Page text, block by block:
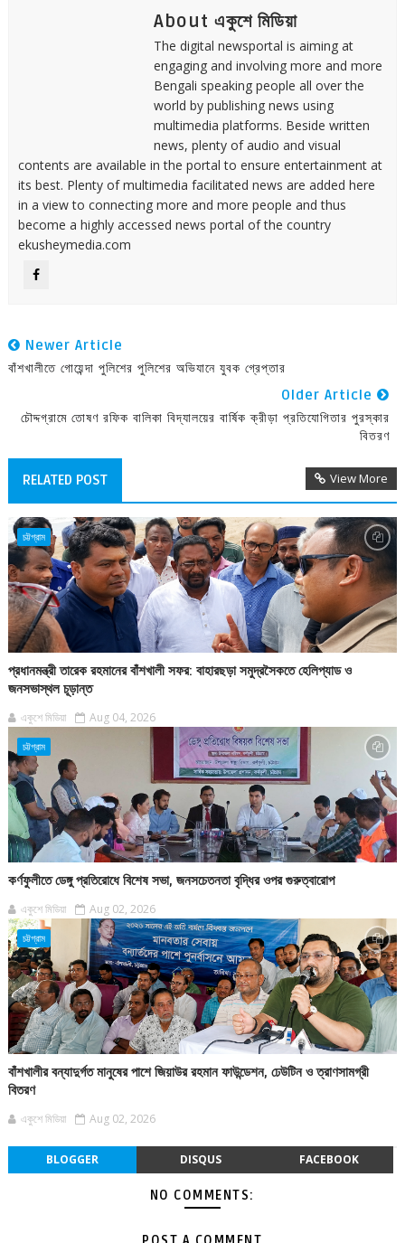
About একুশে মিডিয়া
The digital newsportal is aiming at
engaging and involving more and more
Bengali speaking people all over the
world by publishing news using
multimedia platforms. Beside written
news, plenty of audio and visual
contents are available in the portal to ensure entertainment at
its best. Plenty of multimedia facilitated news are added here
in a view to connecting more and more people and thus
become a highly accessed news portal of the country
ekusheymedia.com
Newer Article
বাঁশখালীতে গোয়েন্দা পুলিশের পুলিশের অভিযানে যুবক গ্রেপ্তার
Older Article
চৌদ্দগ্রামে তোষণ রফিক বালিকা বিদ্যালয়ের বার্ষিক ক্রীড়া প্রতিযোগিতার পুরস্কার
বিতরণ
RELATED POST View More
চট্টগ্রাম
প্রধানমন্ত্রী তারেক রহমানের বাঁশখালী সফর: বাহারছড়া সমুদ্রসৈকতে হেলিপ্যাড ও
জনসভাস্থল চূড়ান্ত
একুশে মিডিয়া Aug 04, 2026
চট্টগ্রাম
কর্ণফুলীতে ডেঙ্গু প্রতিরোধে বিশেষ সভা, জনসচেতনতা বৃদ্ধির ওপর গুরুত্বারোপ
একুশে মিডিয়া Aug 02, 2026
চট্টগ্রাম
বাঁশখালীর বন্যাদুর্গত মানুষের পাশে জিয়াউর রহমান ফাউন্ডেশন, ঢেউটিন ও ত্রাণসামগ্রী
বিতরণ
একুশে মিডিয়া Aug 02, 2026
BLOGGER DISQUS FACEBOOK
NO COMMENTS: